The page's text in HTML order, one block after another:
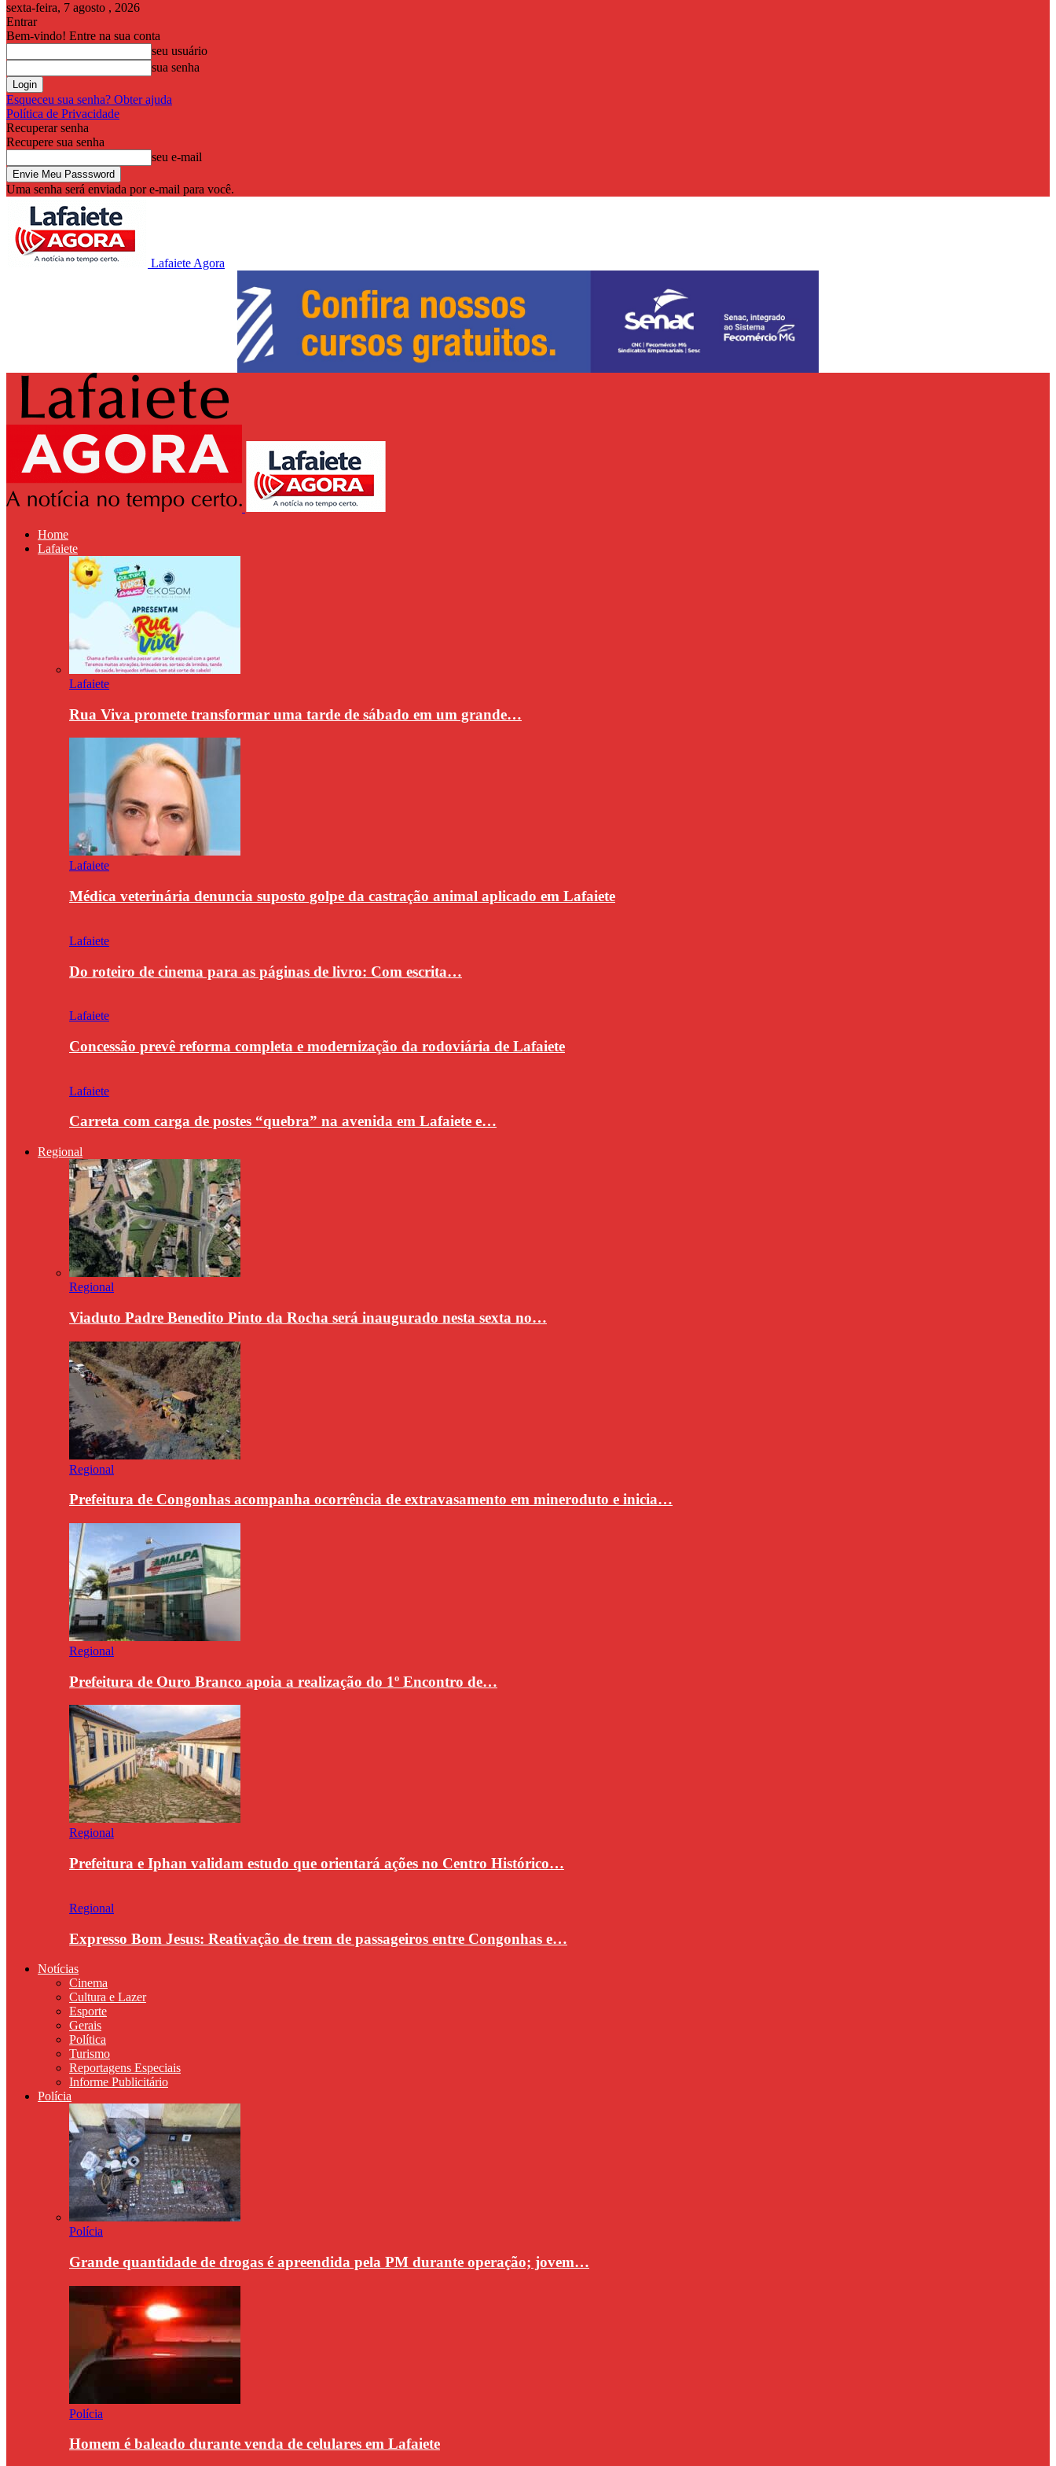
sexta-feira, 7 agosto , 2026
Entrar
Bem-vindo! Entre na sua conta
seu usuário
sua senha
Esqueceu sua senha? Obter ajuda
Política de Privacidade
Recuperar senha
Recupere sua senha
seu e-mail
Uma senha será enviada por e-mail para você.
Lafaiete Agora
Home
Lafaiete
Lafaiete
Rua Viva promete transformar uma tarde de sábado em um grande…
Lafaiete
Médica veterinária denuncia suposto golpe da castração animal aplicado em Lafaiete
Lafaiete
Do roteiro de cinema para as páginas de livro: Com escrita…
Lafaiete
Concessão prevê reforma completa e modernização da rodoviária de Lafaiete
Lafaiete
Carreta com carga de postes “quebra” na avenida em Lafaiete e…
Regional
Regional
Viaduto Padre Benedito Pinto da Rocha será inaugurado nesta sexta no…
Regional
Prefeitura de Congonhas acompanha ocorrência de extravasamento em mineroduto e inicia…
Regional
Prefeitura de Ouro Branco apoia a realização do 1º Encontro de…
Regional
Prefeitura e Iphan validam estudo que orientará ações no Centro Histórico…
Regional
Expresso Bom Jesus: Reativação de trem de passageiros entre Congonhas e…
Notícias
Cinema
Cultura e Lazer
Esporte
Gerais
Política
Turismo
Reportagens Especiais
Informe Publicitário
Polícia
Polícia
Grande quantidade de drogas é apreendida pela PM durante operação; jovem…
Polícia
Homem é baleado durante venda de celulares em Lafaiete